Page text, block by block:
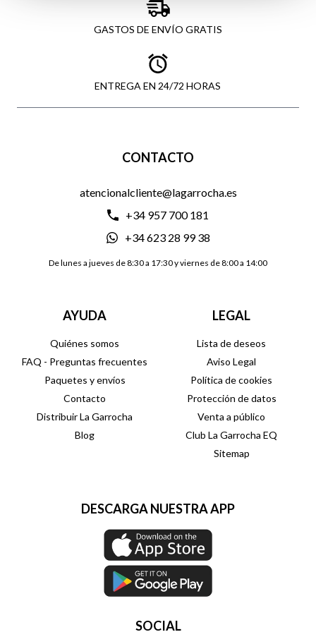
GASTOS DE ENVÍO GRATIS
ENTREGA EN 24/72 HORAS
CONTACTO
atencionalcliente@lagarrocha.es
+34 957 700 181
+34 623 28 99 38
De lunes a jueves de 8:30 a 17:30 y viernes de 8:00 a 14:00
AYUDA
Quiénes somos
FAQ - Preguntas frecuentes
Paquetes y envíos
Contacto
Distribuir La Garrocha
Blog
LEGAL
Lista de deseos
Aviso Legal
Política de cookies
Protección de datos
Venta a público
Club La Garrocha EQ
Sitemap
DESCARGA NUESTRA APP
SOCIAL